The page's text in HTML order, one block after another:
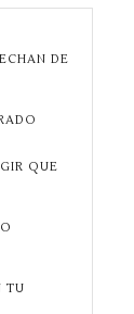
DE
QUE
TU